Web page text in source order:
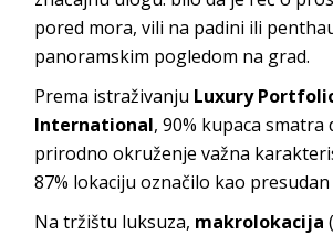
pored mora, vili na padini ili
panoramskim pogledom na grad.
Prema istraživanju Luxury
International, 90% kupaca smatra
prirodno okruženje važna
87% lokaciju označilo kao
Na tržištu luksuza, makrolokacija